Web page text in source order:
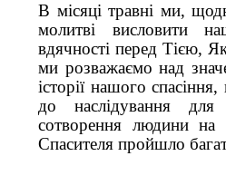
В місяці травні ми,
молитві висловити
вдячності перед Тією,
ми розважаємо над
історії нашого
до наслідування
сотворення людини
Спасителя пройшло